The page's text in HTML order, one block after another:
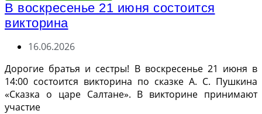
В воскресенье 21 июня состоится
викторина
16.06.2026
Дорогие братья и сестры! В воскресенье 21 июня в
14:00 состоится викторина по сказке А. С. Пушкина
«Сказка о царе Салтане». В викторине принимают
участие